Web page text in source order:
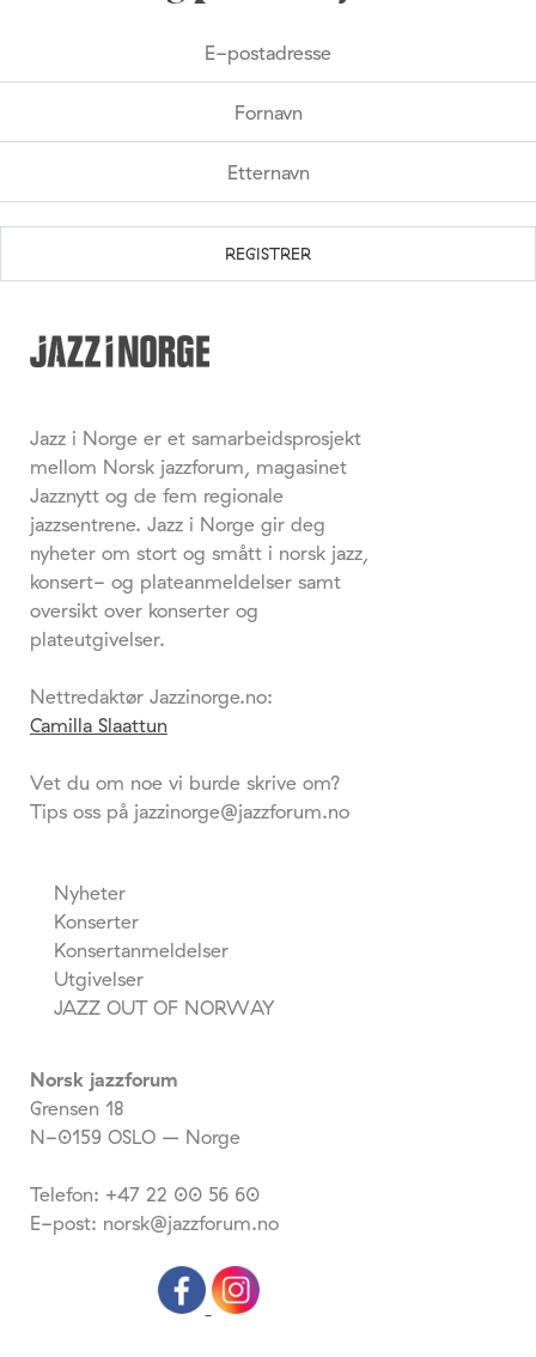
Jazz i Norge er et samarbeidsprosjekt
mellom Norsk jazzforum, magasinet
Jazznytt og de fem regionale
jazzsentrene. Jazz i Norge gir deg
nyheter om stort og smått i norsk jazz,
konsert- og plateanmeldelser samt
oversikt over konserter og
plateutgivelser.
Nettredaktør Jazzinorge.no:
Camilla Slaattun
Vet du om noe vi burde skrive om?
Tips oss på jazzinorge@jazzforum.no
Nyheter
Konserter
Konsertanmeldelser
Utgivelser
JAZZ OUT OF NORWAY
Norsk jazzforum
Grensen 18
N-0159 OSLO – Norge
Telefon: +47 22 00 56 60
E-post: norsk@jazzforum.no